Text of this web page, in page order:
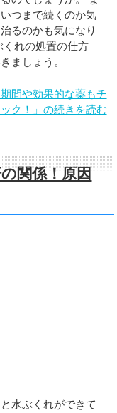
つまで続くのか気
るのかも気になり
くれの処置の仕方
ましょう。
間や効果的な薬もチ
ック！」の続きを読む
関係！原因
水ぶくれができて